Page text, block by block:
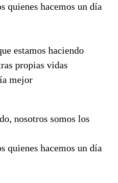
quienes hacemos un día
estamos haciendo
propias vidas
mejor
nosotros somos los
quienes hacemos un día